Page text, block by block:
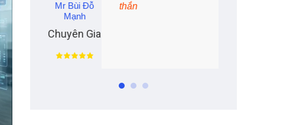
Mr Bùi Đỗ
Mạnh
Chuyên Gia
trong chuyển đổi